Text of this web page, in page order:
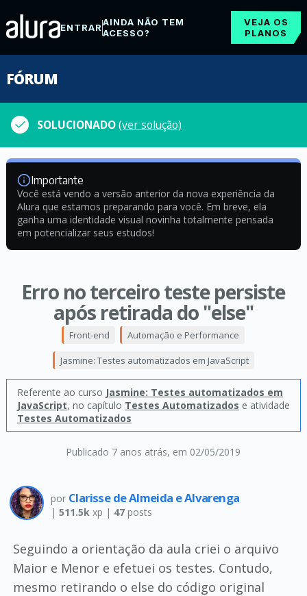
ENTRARAINDA NÃO TEM
ACESSO?
VEJA OS
PLANOS
FÓRUM
SOLUCIONADO(ver solução)
Importante
Você está vendo a versão anterior da nova experiência da
Alura que estamos preparando para você. Em breve, ela
ganha uma identidade visual novinha totalmente pensada
em potencializar seus estudos!
Erro no terceiro teste persiste
após retirada do "else"
Publicado 7 anos atrás, em 02/05/2019
Front-end Automação e Performance
Jasmine: Testes automatizados em JavaScript
Referente ao curso Jasmine: Testes automatizados em
JavaScript, no capítulo Testes Automatizados e atividade
Testes Automatizados
por Clarisse de Almeida e Alvarenga
| 511.5kxp | 47posts
Seguindo a orientação da aula criei o arquivo
Maior e Menor e efetuei os testes. Contudo,
mesmo retirando o else do código original